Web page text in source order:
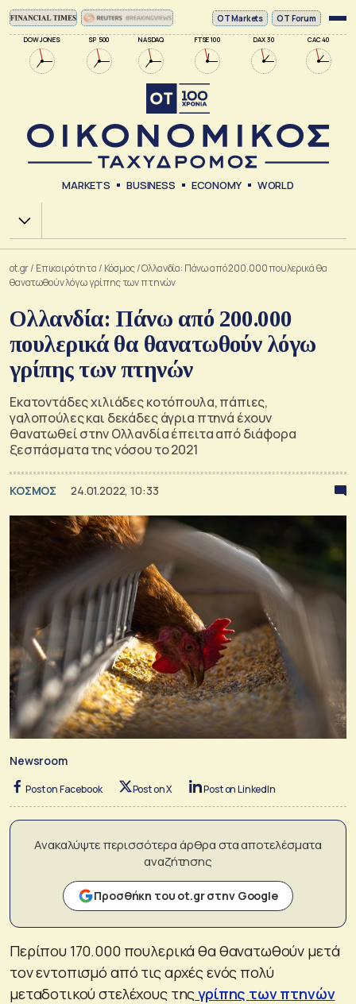
DOW JONES SP 500 NASDAQ FTSE 100 DAX 30 CAC 40
ΟΤ Markets OT Forum
MARKETS BUSINESS ECONOMY WORLD
Χ.Α.
ot.gr/ Επικαιρότητα / Κόσμος/Ολλανδία: Πάνω από 200.000 πουλερικά θα
θανατωθούν λόγω γρίπης των πτηνών
Ολλανδία: Πάνω από 200.000
πουλερικά θα θανατωθούν λόγω
γρίπης των πτηνών
Εκατοντάδες χιλιάδες κοτόπουλα, πάπιες,
γαλοπούλες και δεκάδες άγρια πτηνά έχουν
θανατωθεί στην Ολλανδία έπειτα από διάφορα
ξεσπάσματα της νόσου το 2021
ΚΟΣΜΟΣ 24.01.2022, 10:33
Newsroom
Post on Facebook Post on X Post on LinkedIn
Ανακαλύψτε περισσότερα άρθρα στα αποτελέσματα
αναζήτησης
Προσθήκη του ot.gr στην Google
Περίπου 170.000 πουλερικά θα θανατωθούν μετά
τον εντοπισμό από τις αρχές ενός πολύ
μεταδοτικού στελέχους τηςγρίπης των πτηνών